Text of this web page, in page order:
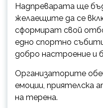
Надпреварата ще
желаещите да се
сформират свой
едно спортно
добро настроение и
Организаторите
емоции, приятелска
на терена.